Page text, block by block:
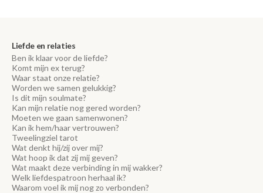
Liefde en relaties
Ben ik klaar voor de liefde?
Komt mijn ex terug?
Waar staat onze relatie?
Worden we samen gelukkig?
Is dit mijn soulmate?
Kan mijn relatie nog gered worden?
Moeten we gaan samenwonen?
Kan ik hem/haar vertrouwen?
Tweelingziel tarot
Wat denkt hij/zij over mij?
Wat hoop ik dat zij mij geven?
Wat maakt deze verbinding in mij wakker?
Welk liefdespatroon herhaal ik?
Waarom voel ik mij nog zo verbonden?